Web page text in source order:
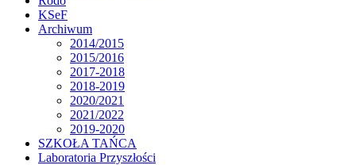
KSeF
Archiwum
2014/2015
2015/2016
2017-2018
2018-2019
2020/2021
2021/2022
2019-2020
SZKOŁA TAŃCA
Laboratoria Przyszłości